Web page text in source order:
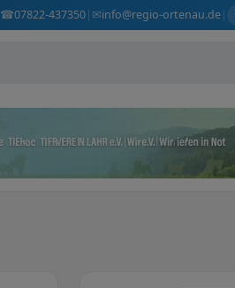
☎07822-437350| ✉info@regio-ortenau.de|